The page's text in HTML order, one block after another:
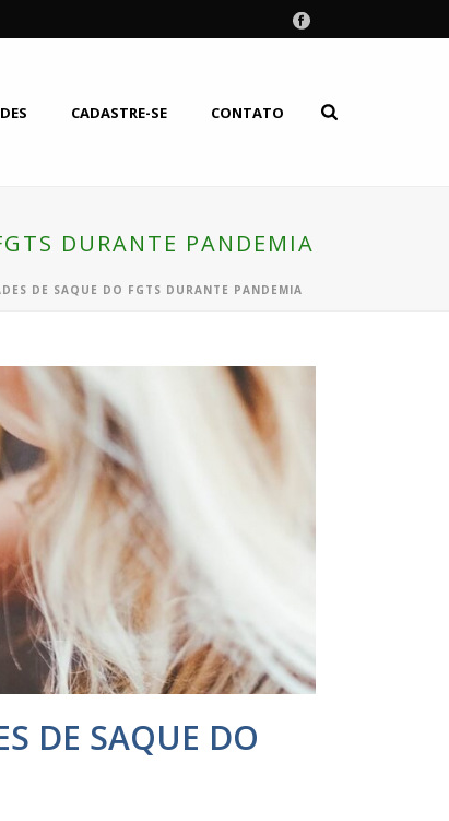
CADASTRE-SE CONTATO
DURANTE PANDEMIA
DE SAQUE DO FGTS DURANTE PANDEMIA
DE SAQUE DO